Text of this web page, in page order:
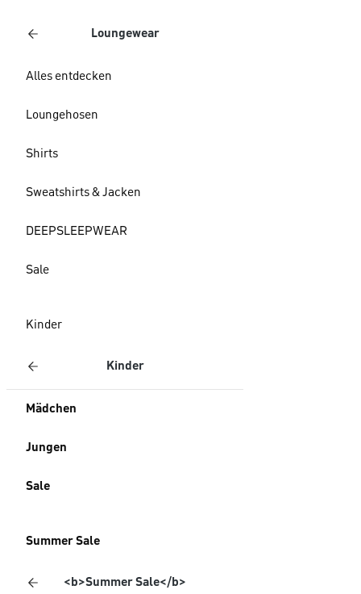
Loungewear
Alles entdecken
Loungehosen
Shirts
Sweatshirts & Jacken
DEEPSLEEPWEAR
Sale
Kinder
Kinder
Mädchen
Jungen
Sale
Summer Sale
<b>Summer Sale</b>